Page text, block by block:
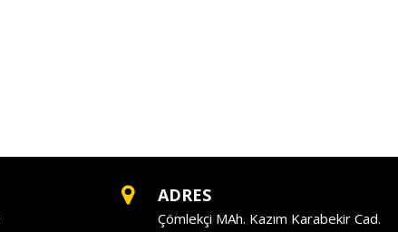
ADRES
Çömlekçi MAh. Kazım Karabekir Cad.